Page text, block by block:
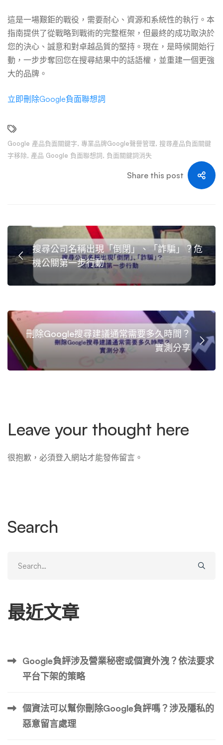
這是一場艱鉅的戰役，需要耐心、資源和系統性的執行。本
指南提供了從戰略到戰術的完整框架，但最終的成功取決於
您的決心、誠意和對卓越品質的堅持。現在，是時候開始行
動，一步步奪回您在搜尋結果中的話語權，並重建一個更強
大的品牌。
立即刪除Google負面聯想詞
Google 產品負面關鍵字, 專業品牌Google聲譽管理, 搜尋產品負面關鍵
字移除, 產品 Google 負面聯想詞, 負面關鍵詞消失
Share this post
搜尋公司名稱出現「倒閉」、「詐騙」？危
機公關第一步行動
刪除Google搜尋建議通常需要多久時間？
實測分享
Leave your thought here
很抱歉，必須登入網站才能發佈留言。
Search
for:
最近文章
Google負評涉及營業秘密或個資外洩？依法要求
平台下架的策略
個資法可以幫你刪除Google負評嗎？涉及隱私的
惡意留言處理